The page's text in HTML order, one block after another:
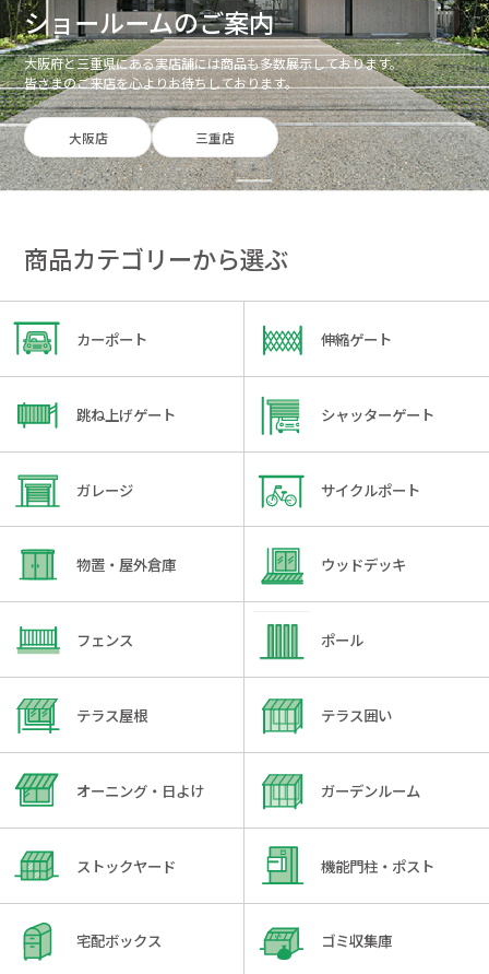
ショールームのご案内
大阪府と三重県にある実店舗には商品も多数展示しております。
皆さまのご来店を心よりお待ちしております。
大阪店 三重店
商品カテゴリーから選ぶ
カーポート 伸縮ゲート
跳ね上げゲート シャッターゲート
ガレージ サイクルポート
物置・屋外倉庫 ウッドデッキ
フェンス ポール
テラス屋根 テラス囲い
オーニング・日よけ ガーデンルーム
ストックヤード 機能門柱・ポスト
宅配ボックス ゴミ収集庫